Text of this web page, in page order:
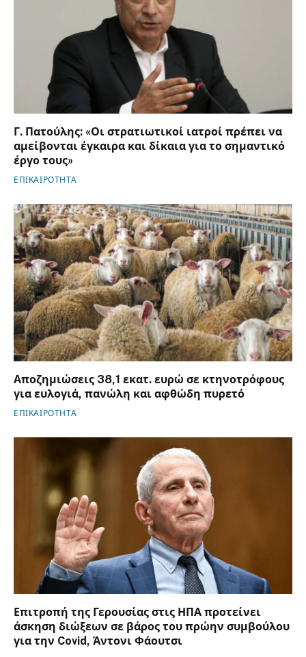
Γ. Πατούλης: «Οι στρατιωτικοί ιατροί πρέπει να
αμείβονται έγκαιρα και δίκαια για το σημαντικό
έργο τους»
ΕΠΙΚΑΙΡΟΤΗΤΑ
Αποζημιώσεις 38,1 εκατ. ευρώ σε κτηνοτρόφους
για ευλογιά, πανώλη και αφθώδη πυρετό
ΕΠΙΚΑΙΡΟΤΗΤΑ
Επιτροπή της Γερουσίας στις ΗΠΑ προτείνει
άσκηση διώξεων σε βάρος του πρώην συμβούλου
για την Covid, Άντονι Φάουτσι